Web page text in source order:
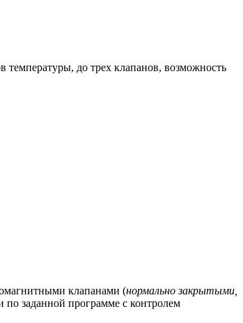
температуры, до трех клапанов, возможность
клапанами (нормально закрытыми,
по заданной программе с контролем